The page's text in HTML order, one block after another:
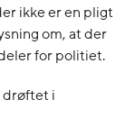
ikke er en pligt
om, at der
for politiet.
drøftet i